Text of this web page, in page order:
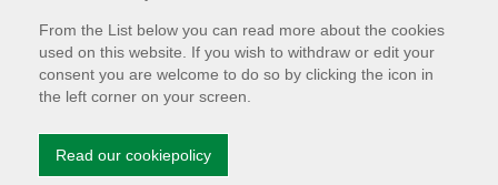
CVR nr.: 31159431
Brønderslev Vand A/S
GLN (EAN) nr.: 579 000 170 4896
CVR nr.: 31157587
GLN (EAN) nr.: 579 000 170 4872
CVR nr.: 31157439
From the List below you can read more about the cookies
used on this website. If you wish to withdraw or edit your
consent you are welcome to do so by clicking the icon in
the left corner on your screen.
Read our cookiepolicy